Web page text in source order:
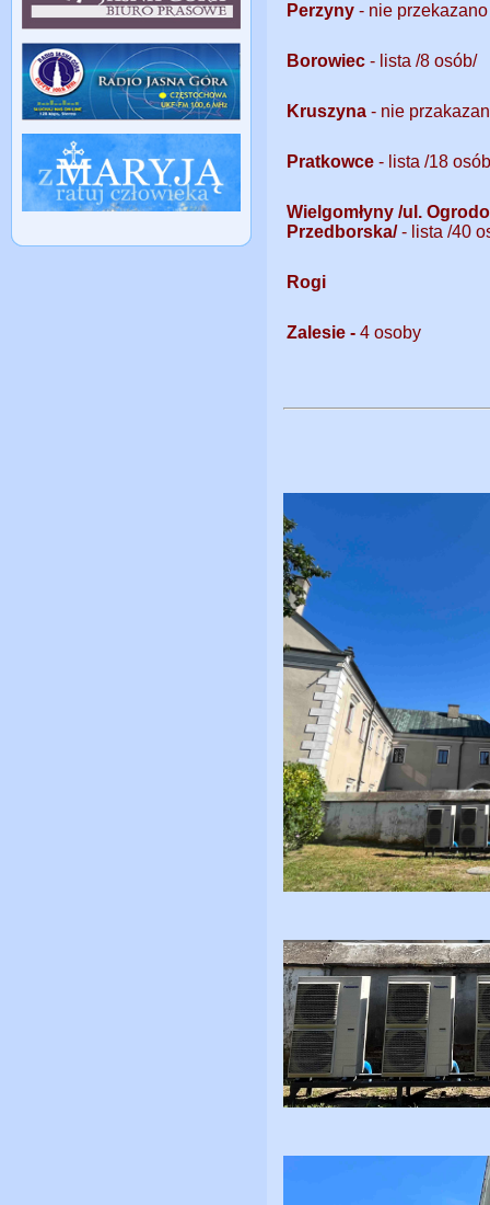
Perzyny- nie
Borowiec- lista /8 osób/
Kruszyna- nie
Pratkowce- lista /18
Wielgomłyny /ul.
Przedborska/- lista /40
Rogi
Zalesie -4 osoby